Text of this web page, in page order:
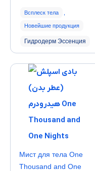
Всплеск тела
Новейшие продукция
Гидродерм Эссенция
Мист для тела One
Thousand and One